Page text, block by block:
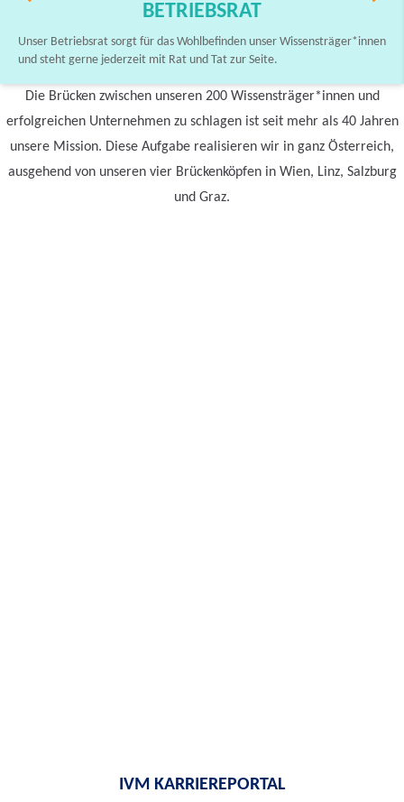
BETRIEBSRAT
Unser Betriebsrat sorgt für das Wohlbefinden unser Wissensträger*innen
und steht gerne jederzeit mit Rat und Tat zur Seite.
Die Brücken zwischen unseren 200 Wissensträger*innen und
erfolgreichen Unternehmen zu schlagen ist seit mehr als 40 Jahren
unsere Mission. Diese Aufgabe realisieren wir in ganz Österreich,
ausgehend von unseren vier Brückenköpfen in Wien, Linz, Salzburg
und Graz.
IVM KARRIEREPORTAL